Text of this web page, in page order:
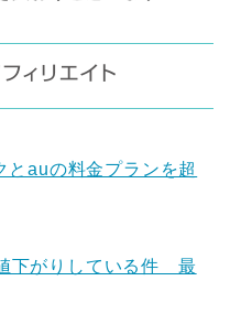
とauの料金プランを超
下がりしている件 最